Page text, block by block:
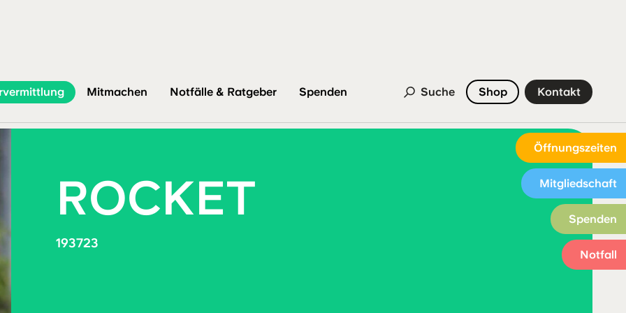
Öffnungszeiten
Mitgliedschaft
Spenden
Notfall
Mitmachen Notfälle & Ratgeber Spenden Suche Shop Kontakt
ROCKET
193723